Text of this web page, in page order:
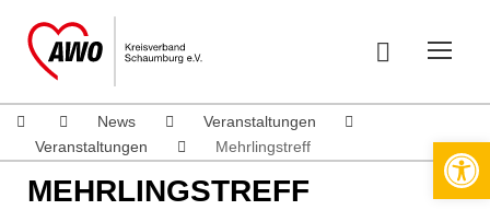
News
Veranstaltungen
Veranstaltungen
Mehrlingstreff
MEHRLINGSTREFF
Werkzeugleiste öffnen